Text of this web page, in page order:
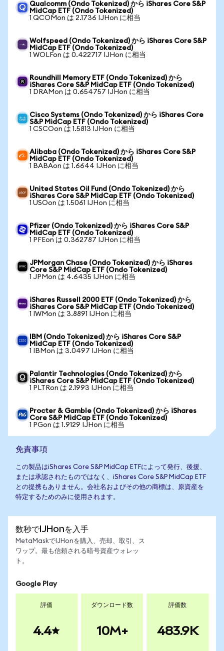
Qualcomm (Ondo Tokenized) から iShares Core S&P
MidCap ETF (Ondo Tokenized)
1 QCOMon は 2.1736 IJHon に相当
Wolfspeed (Ondo Tokenized) から iShares Core S&P
MidCap ETF (Ondo Tokenized)
1 WOLFon は 0.422717 IJHon に相当
Roundhill Memory ETF (Ondo Tokenized) から
iShares Core S&P MidCap ETF (Ondo Tokenized)
1 DRAMon は 0.654757 IJHon に相当
Cisco Systems (Ondo Tokenized) から iShares Core
S&P MidCap ETF (Ondo Tokenized)
1 CSCOon は 1.5813 IJHon に相当
Alibaba (Ondo Tokenized) から iShares Core S&P
MidCap ETF (Ondo Tokenized)
1 BABAon は 1.6644 IJHon に相当
United States Oil Fund (Ondo Tokenized) から
iShares Core S&P MidCap ETF (Ondo Tokenized)
1 USOon は 1.5061 IJHon に相当
Pfizer (Ondo Tokenized) から iShares Core S&P
MidCap ETF (Ondo Tokenized)
1 PFEon は 0.362787 IJHon に相当
JPMorgan Chase (Ondo Tokenized) から iShares
Core S&P MidCap ETF (Ondo Tokenized)
1 JPMon は 4.6435 IJHon に相当
iShares Russell 2000 ETF (Ondo Tokenized) から
iShares Core S&P MidCap ETF (Ondo Tokenized)
1 IWMon は 3.8891 IJHon に相当
IBM (Ondo Tokenized) から iShares Core S&P
MidCap ETF (Ondo Tokenized)
1 IBMon は 3.0497 IJHon に相当
Palantir Technologies (Ondo Tokenized) から
iShares Core S&P MidCap ETF (Ondo Tokenized)
1 PLTRon は 2.1993 IJHon に相当
Procter & Gamble (Ondo Tokenized) から iShares
Core S&P MidCap ETF (Ondo Tokenized)
1 PGon は 1.9129 IJHon に相当
免責事項
この製品はiShares Core S&P MidCap ETFによって発行、後援、
または承認されたものではなく、iShares Core S&P MidCap ETF
との提携もありません。会社名およびその他の商標は、原資産を
特定するためのみに使用されます。
数秒でIJHonを入手
MetaMaskでIJHonを購入、売却、取引、ス
ワップ。最も信頼される暗号資産ウォレッ
ト。
Google Play
評価
4.4
ダウンロード数
10M+
評価数
483.9K